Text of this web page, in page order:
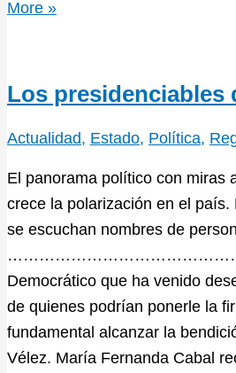
More »
Los presidenciables
Actualidad, Estado, Política,
El panorama político con miras
crece la polarización en el
se escuchan nombres de
Democrático que ha venido
de quienes podrían ponerle la
fundamental alcanzar la
Vélez. María Fernanda Cabal